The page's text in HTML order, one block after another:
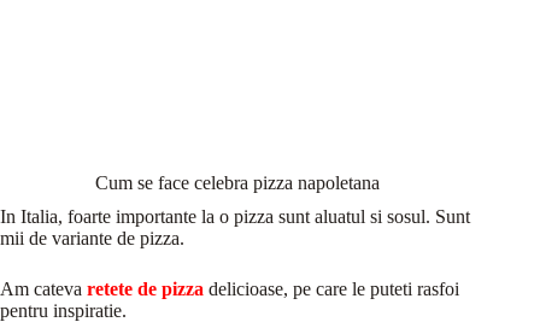
Cum se face celebra pizza napoletana
In Italia, foarte importante la o pizza sunt aluatul si sosul. Sunt
mii de variante de pizza.
Am cateva retete de pizza delicioase, pe care le puteti rasfoi
pentru inspiratie.